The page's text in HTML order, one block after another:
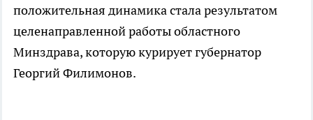
положительная динамика стала результатом
целенаправленной работы областного
Минздрава, которую курирует губернатор
Георгий Филимонов.